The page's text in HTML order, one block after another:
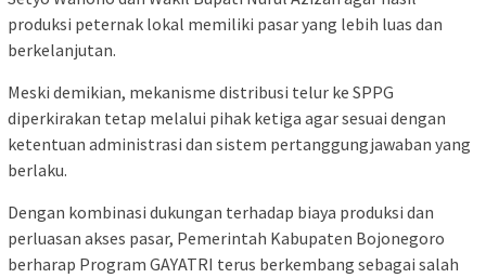
produksi peternak lokal memiliki pasar yang lebih luas dan
berkelanjutan.
Meski demikian, mekanisme distribusi telur ke SPPG
diperkirakan tetap melalui pihak ketiga agar sesuai dengan
ketentuan administrasi dan sistem pertanggungjawaban yang
berlaku.
Dengan kombinasi dukungan terhadap biaya produksi dan
perluasan akses pasar, Pemerintah Kabupaten Bojonegoro
berharap Program GAYATRI terus berkembang sebagai salah